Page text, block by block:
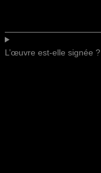
L’œuvre est-elle signée ?